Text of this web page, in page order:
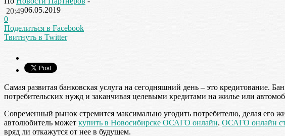
06.05.2019
20:49
0
Поделиться в Facebook
Твитнуть в Twitter
Самая развитая банковская услуга на сегодняшний день – это кредитование.
потребительских нужд и заканчивая целевыми кредитами на жилье или
Современный рынок стремится максимально угодить потребителю, делая его
автолюбитель может купить в Новосибирске ОСАГО онлайн. ОСАГО онлайн
вряд ли откажутся от нее в будущем.